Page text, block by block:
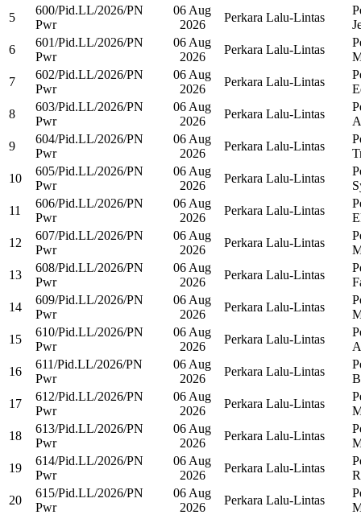
5
600/Pid.LL/2026/PN
Pwr
06 Aug
2026
Perkara Lalu-Lintas
6
601/Pid.LL/2026/PN
Pwr
06 Aug
2026
Perkara Lalu-Lintas
7
602/Pid.LL/2026/PN
Pwr
06 Aug
2026
Perkara Lalu-Lintas
8
603/Pid.LL/2026/PN
Pwr
06 Aug
2026
Perkara Lalu-Lintas
9
604/Pid.LL/2026/PN
Pwr
06 Aug
2026
Perkara Lalu-Lintas
10
605/Pid.LL/2026/PN
Pwr
06 Aug
2026
Perkara Lalu-Lintas
11
606/Pid.LL/2026/PN
Pwr
06 Aug
2026
Perkara Lalu-Lintas
12
607/Pid.LL/2026/PN
Pwr
06 Aug
2026
Perkara Lalu-Lintas
13
608/Pid.LL/2026/PN
Pwr
06 Aug
2026
Perkara Lalu-Lintas
14
609/Pid.LL/2026/PN
Pwr
06 Aug
2026
Perkara Lalu-Lintas
15
610/Pid.LL/2026/PN
Pwr
06 Aug
2026
Perkara Lalu-Lintas
16
611/Pid.LL/2026/PN
Pwr
06 Aug
2026
Perkara Lalu-Lintas
17
612/Pid.LL/2026/PN
Pwr
06 Aug
2026
Perkara Lalu-Lintas
18
613/Pid.LL/2026/PN
Pwr
06 Aug
2026
Perkara Lalu-Lintas
19
614/Pid.LL/2026/PN
Pwr
06 Aug
2026
Perkara Lalu-Lintas
20
615/Pid.LL/2026/PN
Pwr
06 Aug
2026
Perkara Lalu-Lintas